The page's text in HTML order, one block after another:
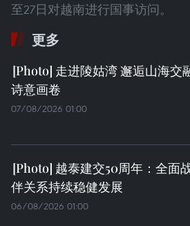
至27日对越南进行国事访问。
更多
走进陵姑湾 邂逅山海交
诗意画卷
07/08/2026 01:00
越泰建交50周年：全面
伴关系持续稳健发展
06/08/2026 01:00